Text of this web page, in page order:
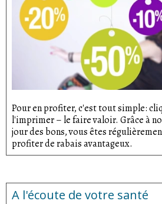
Pour en profiter, c'est tout simple:
l'imprimer – le faire valoir. Grâce à
jour des bons, vous êtes
profiter de rabais avantageux.
A l'écoute de votre santé